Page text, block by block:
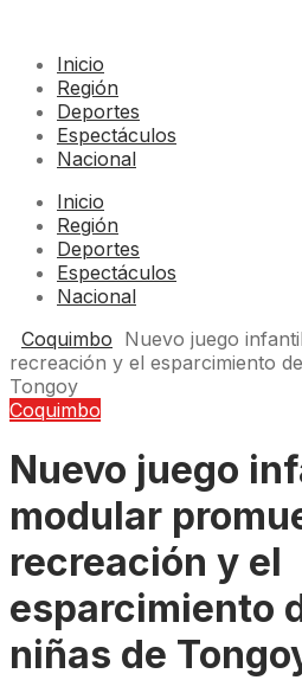
Inicio
Región
Deportes
Espectáculos
Nacional
Inicio
Región
Deportes
Espectáculos
Nacional
Coquimbo Nuevo juego
recreación y el esparcimiento
Tongoy
Coquimbo
Nuevo juego
modular
recreación y el
esparcimiento
niñas de